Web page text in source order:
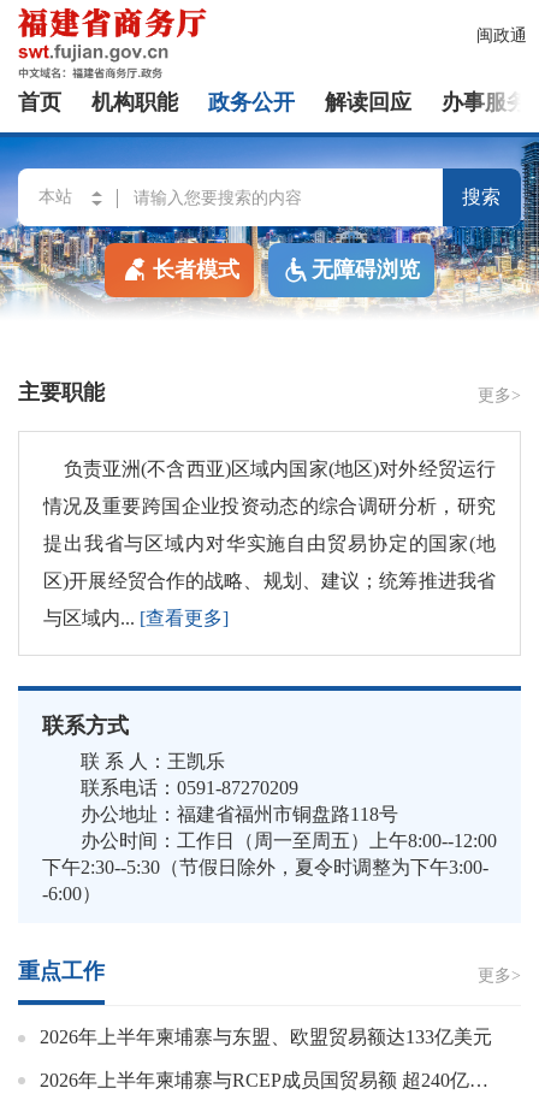
闽政通
首页 机构职能 政务公开 解读回应 办事服务
搜索
长者模式 无障碍浏览
主要职能 更多>
负责亚洲(不含西亚)区域内国家(地区)对外经贸运行
情况及重要跨国企业投资动态的综合调研分析，研究
提出我省与区域内对华实施自由贸易协定的国家(地
区)开展经贸合作的战略、规划、建议；统筹推进我省
与区域内... [查看更多]
联系方式
联 系 人：王凯乐
联系电话：0591-87270209
办公地址：福建省福州市铜盘路118号
办公时间：工作日（周一至周五）上午8:00--12:00
下午2:30--5:30（节假日除外，夏令时调整为下午3:00-
-6:00）
重点工作 更多>
2026年上半年柬埔寨与东盟、欧盟贸易额达133亿美元
2026年上半年柬埔寨与RCEP成员国贸易额 超240亿美元